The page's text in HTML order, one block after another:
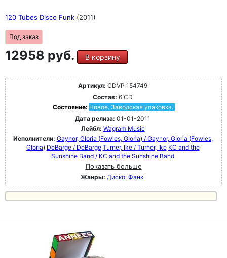
120 Tubes Disco Funk (2011)
Под заказ
12958 руб. В корзину
Артикул: CDVP 154749
Состав: 6 CD
Состояние: Новое. Заводская упаковка.
Дата релиза: 01-01-2011
Лейбл: Wagram Music
Исполнители: Gaynor, GIoria (Fowles, Gloria) / Gaynor, GIoria (Fowles,
Gloria) DeBarge / DeBarge Turner, Ike / Turner, Ike KC and the
Sunshine Band / KC and the Sunshine Band
Показать больше
Жанры: Диско Фанк